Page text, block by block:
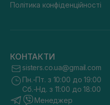
Політика конфіденційності
КОНТАКТИ
sisters.co.ua@gmail.com
Пн.-Пт. з 10:00 до 19:00
Сб.-Нд. з 11:00 до 18:00
Менеджер